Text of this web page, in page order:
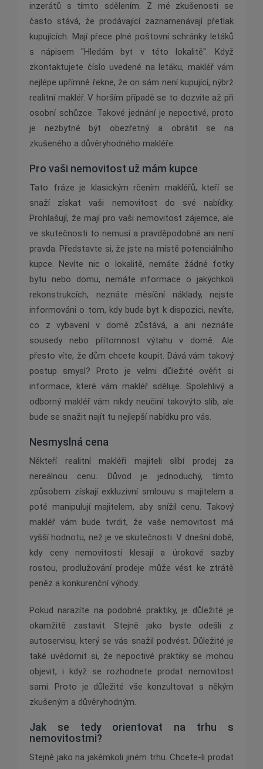
inzerátů s tímto sdělením. Z mé zkušenosti se
často stává, že prodávající zaznamenávají přetlak
kupujících. Mají přece plné poštovní schránky letáků
s nápisem "Hledám byt v této lokalitě". Když
zkontaktujete číslo uvedené na letáku, makléř vám
nejlépe upřímně řekne, že on sám není kupující, nýbrž
realitní makléř. V horším případě se to dozvíte až při
osobní schůzce. Takové jednání je nepoctivé, proto
je nezbytné být obezřetný a obrátit se na
zkušeného a důvěryhodného makléře.
Pro vaši nemovitost už mám kupce
Tato fráze je klasickým rčením makléřů, kteří se
snaží získat vaši nemovitost do své nabídky.
Prohlašují, že mají pro vaši nemovitost zájemce, ale
ve skutečnosti to nemusí a pravděpodobně ani není
pravda. Představte si, že jste na místě potenciálního
kupce. Nevíte nic o lokalitě, nemáte žádné fotky
bytu nebo domu, nemáte informace o jakýchkoli
rekonstrukcích, neznáte měsíční náklady, nejste
informováni o tom, kdy bude byt k dispozici, nevíte,
co z vybavení v domě zůstává, a ani neznáte
sousedy nebo přítomnost výtahu v domě. Ale
přesto víte, že dům chcete koupit. Dává vám takový
postup smysl? Proto je velmi důležité ověřit si
informace, které vám makléř sděluje. Spolehlivý a
odborný makléř vám nikdy neučiní takovýto slib, ale
bude se snažit najít tu nejlepší nabídku pro vás.
Nesmyslná cena
Někteří realitní makléři majiteli slíbí prodej za
nereálnou cenu. Důvod je jednoduchý, tímto
způsobem získají exkluzivní smlouvu s majitelem a
poté manipulují majitelem, aby snížil cenu. Takový
makléř vám bude tvrdit, že vaše nemovitost má
vyšší hodnotu, než je ve skutečnosti. V dnešní době,
kdy ceny nemovitostí klesají a úrokové sazby
rostou, prodlužování prodeje může vést ke ztrátě
peněz a konkurenční výhody.
Pokud narazíte na podobné praktiky, je důležité je
okamžitě zastavit. Stejně jako byste odešli z
autoservisu, který se vás snažil podvést. Důležité je
také uvědomit si, že nepoctivé praktiky se mohou
objevit, i když se rozhodnete prodat nemovitost
sami. Proto je důležité vše konzultovat s někým
zkušeným a důvěryhodným.
Jak se tedy orientovat na trhu s
nemovitostmi?
Stejně jako na jakémkoli jiném trhu. Chcete-li prodat